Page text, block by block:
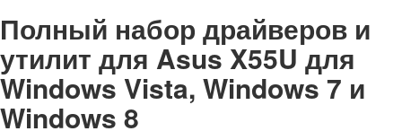
Полный набор драйверов и
утилит для Asus X55U для
Windows Vista, Windows 7 и
Windows 8